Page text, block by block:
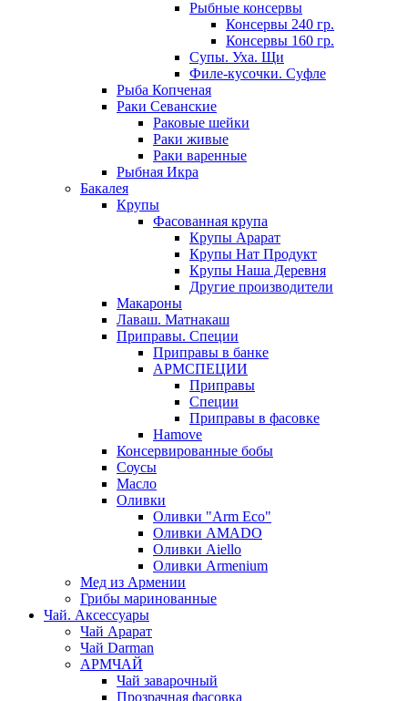
Рыбные консервы
Консервы 240 гр.
Консервы 160 гр.
Супы. Уха. Щи
Филе-кусочки. Суфле
Рыба Копченая
Раки Севанские
Раковые шейки
Раки живые
Раки варенные
Рыбная Икра
Бакалея
Крупы
Фасованная крупа
Крупы Арарат
Крупы Нат Продукт
Крупы Наша Деревня
Другие производители
Макароны
Лаваш. Матнакаш
Приправы. Специи
Приправы в банке
АРМСПЕЦИИ
Приправы
Специи
Приправы в фасовке
Hamove
Консервированные бобы
Соусы
Масло
Оливки
Оливки "Arm Eco"
Оливки AMADO
Оливки Aiello
Оливки Armenium
Мед из Армении
Грибы маринованные
Чай. Аксессуары
Чай Арарат
Чай Darman
АРМЧАЙ
Чай заварочный
Прозрачная фасовка